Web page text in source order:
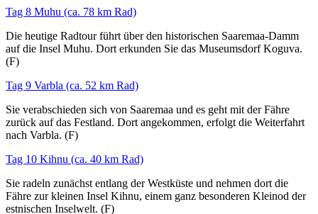
Tag 8 Muhu (ca. 78 km Rad)
Die heutige Radtour führt über den historischen Saaremaa-Damm
auf die Insel Muhu. Dort erkunden Sie das Museumsdorf Koguva.
(F)
Tag 9 Varbla (ca. 52 km Rad)
Sie verabschieden sich von Saaremaa und es geht mit der Fähre
zurück auf das Festland. Dort angekommen, erfolgt die Weiterfahrt
nach Varbla. (F)
Tag 10 Kihnu (ca. 40 km Rad)
Sie radeln zunächst entlang der Westküste und nehmen dort die
Fähre zur kleinen Insel Kihnu, einem ganz besonderen Kleinod der
estnischen Inselwelt. (F)